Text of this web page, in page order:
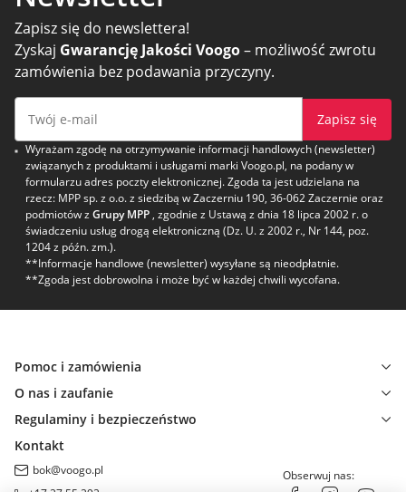
Zapisz się do newslettera!
Zyskaj Gwarancję Jakości Voogo– możliwość zwrotu
zamówienia bez podawania przyczyny.
Zapisz się
Wyrażam zgodę na otrzymywanie informacji handlowych (newsletter)
związanych z produktami i usługami marki Voogo.pl, na podany w
formularzu adres poczty elektronicznej. Zgoda ta jest udzielana na
rzecz: MPP sp. z o.o. z siedzibą w Zaczerniu 190, 36-062 Zaczernie oraz
podmiotów z Grupy MPP , zgodnie z Ustawą z dnia 18 lipca 2002 r. o
świadczeniu usług drogą elektroniczną (Dz. U. z 2002 r., Nr 144, poz.
1204 z późn. zm.).
**Informacje handlowe (newsletter) wysyłane są nieodpłatnie.
**Zgoda jest dobrowolna i może być w każdej chwili wycofana.
Pomoc i zamówienia
O nas i zaufanie
Regulaminy i bezpieczeństwo
Kontakt
bok@voogo.pl
Obserwuj nas: